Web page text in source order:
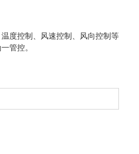
度控制、风速控制、风向控制等
管控。